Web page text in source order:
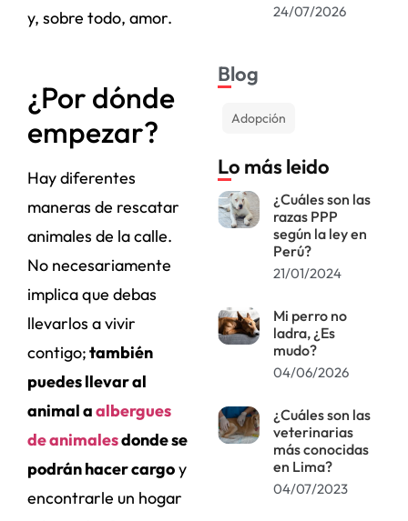
y, sobre todo, amor.
¿Por dónde
empezar?
Hay diferentes
maneras de rescatar
animales de la calle.
No necesariamente
implica que debas
llevarlos a vivir
contigo;también
puedes llevar al
animal aalbergues
de animalesdonde se
podrán hacer cargoy
encontrarle un hogar
24/07/2026
Blog
Adopción
Lo más leido
¿Cuáles son las
razas PPP
según la ley en
Perú?
21/01/2024
Mi perro no
ladra, ¿Es
mudo?
04/06/2026
¿Cuáles son las
veterinarias
más conocidas
en Lima?
04/07/2023